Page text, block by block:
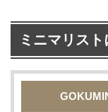
ミニマリス